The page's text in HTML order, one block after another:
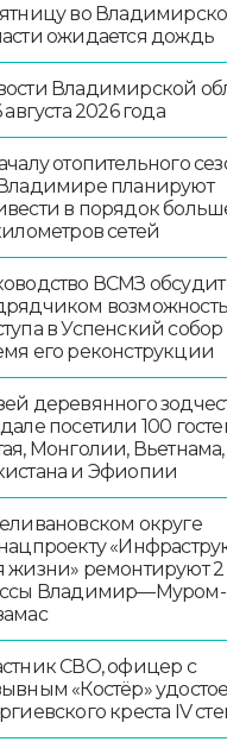
во
ожидается дождь
Владимирской
августа 2026 года
отопительного
планируют
в порядок
сетей
ВСМЗ обсудит
в Успенский собор
его реконструкции
деревянного
посетили 100
Монголии, Вьетнама,
и Эфиопии
округе
жизни» ремонтируют
Владимир—Муром-
СВО, офицер с
«Костёр»
креста IV